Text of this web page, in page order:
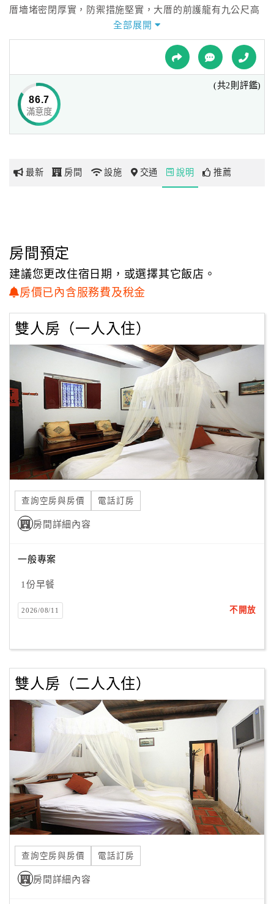
球
網
玩
地
圖
顧
務
客
滿
意
度
訂
單
管
理
員
戶
客
服
聯
Line
上
客
服
紅
利
查
厝墻堵密閉厚實，防禦措施堅實，大厝的前護龍有九公尺高
的槍樓與後護龍的閣樓，
並設有鐵板門及多達27個的槍眼防衛，堪稱建築特色。
全部展開
86.7
滿意度
(共2則評鑑)
最新 房間 設施 交通 說明 推薦
房間預定
建議您更改住宿日期，或選擇其它飯店。
房價已內含服務費及稅金
雙人房（一人入住）
查詢空房與房價 電話訂房
房間詳細內容
一般專案
1份早餐
2026/08/11 不開放
雙人房（二人入住）
查詢空房與房價 電話訂房
房間詳細內容